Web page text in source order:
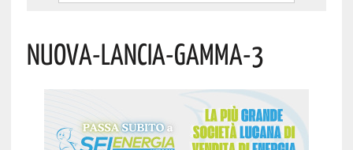
Nuova-Lancia-Gamma-3